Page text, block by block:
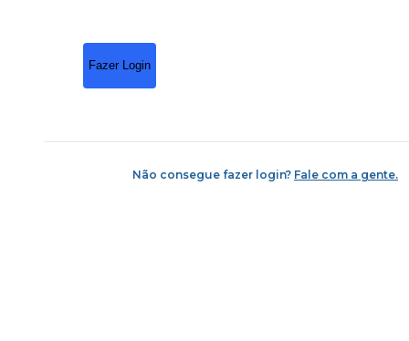
Fazer Login
Não consegue fazer login? Fale com a gente.